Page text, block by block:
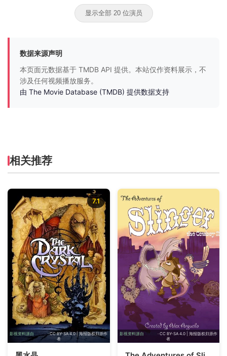
显示全部 20 位演员
数据来源声明
本页面元数据基于 TMDB API 提供。本站仅作资料展示，不
涉及任何视频播放服务。
由 The Movie Database (TMDB) 提供数据支持
相关推荐
影视资料源自 TMDB· CC BY-SA 4.0 | 海报版权归原作
者
7.1
影视资料源自 TMDB
· CC BY-SA 4.0 | 海报版权归原作
者